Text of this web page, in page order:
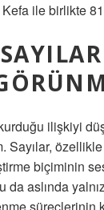
ile birlikte 81
ilişkiyi
Sayılar,
biçiminin
da aslında